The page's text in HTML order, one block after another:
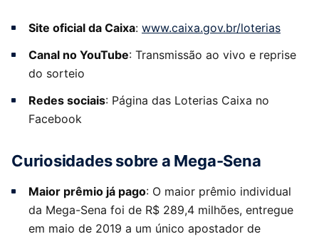
Site oficial da Caixa: www.caixa.gov.br/loterias
Canal no YouTube: Transmissão ao vivo e reprise
do sorteio
Redes sociais: Página das Loterias Caixa no
Facebook
Curiosidades sobre a Mega-Sena
Maior prêmio já pago: O maior prêmio individual
da Mega-Sena foi de R$ 289,4 milhões, entregue
em maio de 2019 a um único apostador de